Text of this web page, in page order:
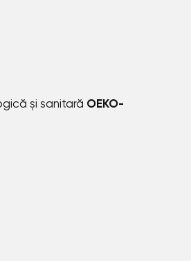
și sanitară OEKO-